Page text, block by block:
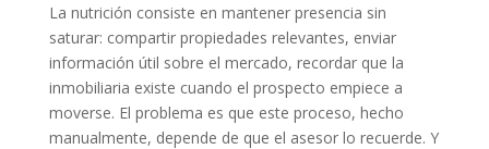
La nutrición consiste en mantener presencia sin
saturar: compartir propiedades relevantes, enviar
información útil sobre el mercado, recordar que la
inmobiliaria existe cuando el prospecto empiece a
moverse. El problema es que este proceso, hecho
manualmente, depende de que el asesor lo recuerde. Y